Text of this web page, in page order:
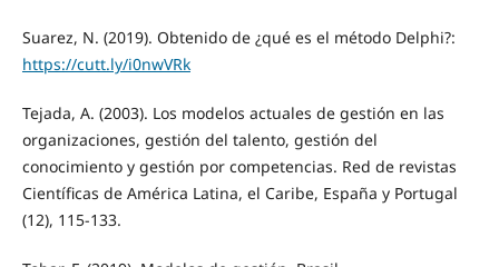
Suarez, N. (2019). Obtenido de ¿qué es el método Delphi?:
https://cutt.ly/i0nwVRk
Tejada, A. (2003). Los modelos actuales de gestión en las
organizaciones, gestión del talento, gestión del
conocimiento y gestión por competencias. Red de revistas
Científicas de América Latina, el Caribe, España y Portugal
(12), 115-133.